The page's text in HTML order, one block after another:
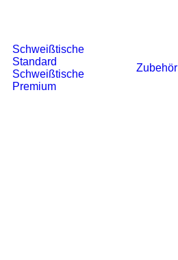
Schweißtische
Standard
Schweißtische
Premium
Zubehör